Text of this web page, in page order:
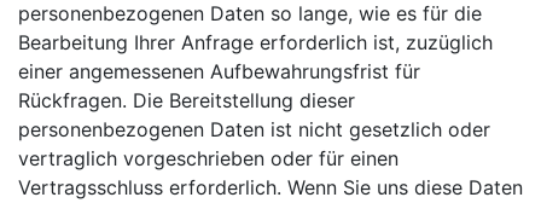
personenbezogenen Daten so lange, wie es für die
Bearbeitung Ihrer Anfrage erforderlich ist, zuzüglich
einer angemessenen Aufbewahrungsfrist für
Rückfragen. Die Bereitstellung dieser
personenbezogenen Daten ist nicht gesetzlich oder
vertraglich vorgeschrieben oder für einen
Vertragsschluss erforderlich. Wenn Sie uns diese Daten